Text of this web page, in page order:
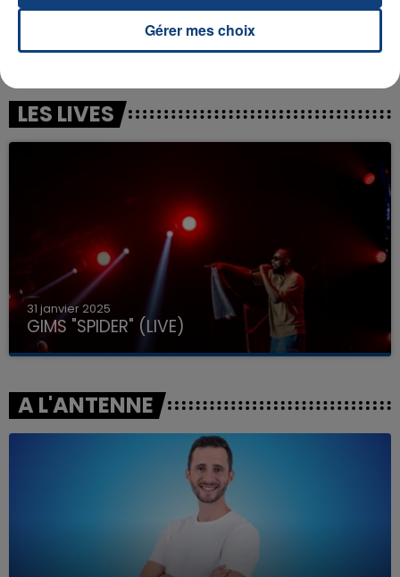
JONAS BROTHERS
Sucker
ANOTR & 54 ULTRA
Talk To You
LES LIVES
31 janvier 2025
GIMS "SPIDER" (LIVE)
A L'ANTENNE
Gérer mes choix